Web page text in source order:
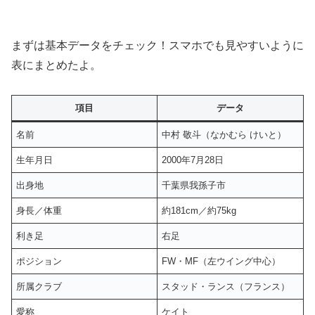
まずは基本データをチェック！スマホでも見やすいように
表にまとめたよ。
項目 データ
名前 中村 敬斗（なかむら けいと）
生年月日 2000年7月28日
出身地 千葉県我孫子市
身長／体重 約181cm／約75kg
利き足 右足
ポジション FW・MF（左ウイング中心）
所属クラブ スタッド・ランス（フランス）
愛称 ケイト